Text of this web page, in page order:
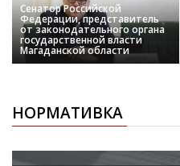
Сенатор Российской
Федерации, представитель
от законодательного органа
государственной власти
Магаданской области
НОРМАТИВКА